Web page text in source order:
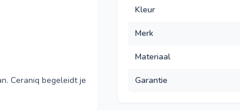
Ceraniq begeleidt je
Kleur
Merk
Materiaal
Garantie